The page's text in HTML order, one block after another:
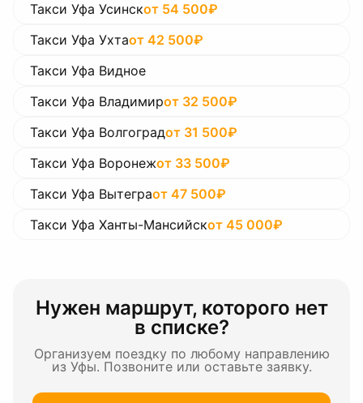
Такси Уфа Усинскот 54 500₽
Такси Уфа Ухтаот 42 500₽
Такси Уфа Видное
Такси Уфа Владимирот 32 500₽
Такси Уфа Волгоградот 31 500₽
Такси Уфа Воронежот 33 500₽
Такси Уфа Вытеграот 47 500₽
Такси Уфа Ханты-Мансийскот 45 000₽
Нужен маршрут, которого нет
в списке?
Организуем поездку по любому направлению
из Уфы. Позвоните или оставьте заявку.